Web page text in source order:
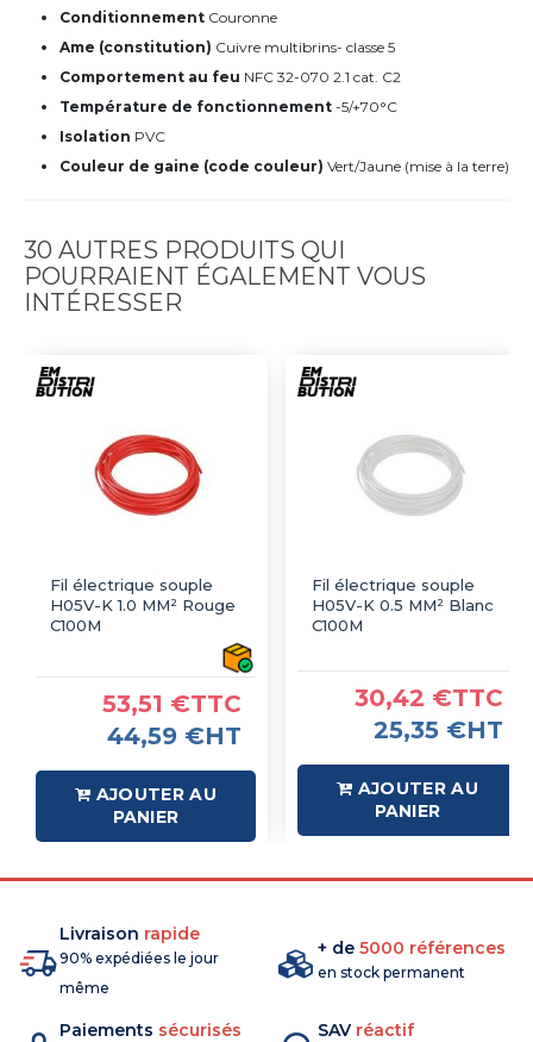
Conditionnement Couronne
Ame (constitution) Cuivre multibrins- classe 5
Comportement au feu NFC 32-070 2.1 cat. C2
Température de fonctionnement -5/+70°C
Isolation PVC
Couleur de gaine (code couleur) Vert/Jaune (mise à la terre)
30 AUTRES PRODUITS QUI
POURRAIENT ÉGALEMENT VOUS
INTÉRESSER
Fil électrique souple
H05V-K 1.0 MM² Rouge
C100M
53,51 €TTC
44,59 €HT
AJOUTER AU
PANIER
Fil électrique souple
H05V-K 0.5 MM² Blanc
C100M
30,42 €TTC
25,35 €HT
AJOUTER AU
PANIER
Livraison rapide
90% expédiées le jour
même
+ de 5000 références
en stock permanent
Paiements sécurisés SAV réactif